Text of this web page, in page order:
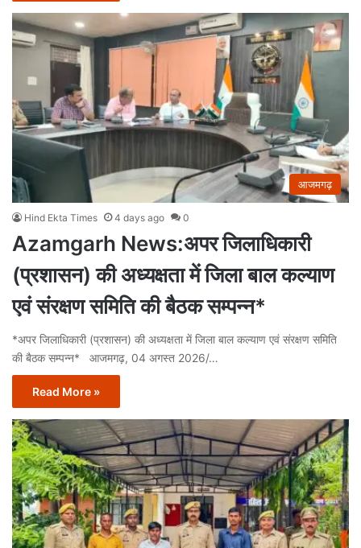
आजमगढ़
Hind Ekta Times 4 days ago 0
Azamgarh News:अपर जिलाधिकारी
(प्रशासन) की अध्यक्षता में जिला बाल कल्याण
एवं संरक्षण समिति की बैठक सम्पन्न*
*अपर जिलाधिकारी (प्रशासन) की अध्यक्षता में जिला बाल कल्याण एवं संरक्षण समिति
की बैठक सम्पन्न* आजमगढ़, 04 अगस्त 2026/…
Read More »